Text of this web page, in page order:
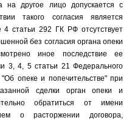
на другое лицо допускается с
такого согласия является
статьи 292 ГК РФ отсутствует
без согласия органа опеки
иное последствие ее
3, 4, 5 статьи 21 Федерального
опеке и попечительстве" при
сделки орган опеки и
обратиться от имени
о расторжении договора,